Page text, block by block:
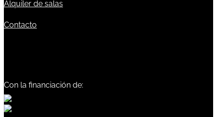
Alquiler de salas
Contacto
Con la financiación de: